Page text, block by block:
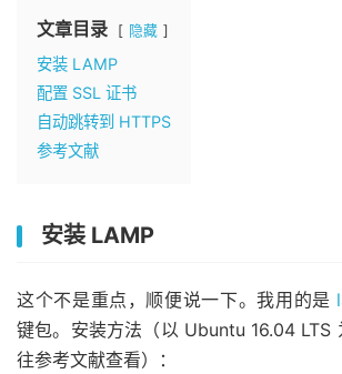
文章目录 隐藏
安装 LAMP
配置 SSL 证书
自动跳转到 HTTPS
参考文献
安装 LAMP
这个不是重点，顺便说一下。我用的是
键包。安装方法（以 Ubuntu 16.04 LTS
往参考文献查看）：